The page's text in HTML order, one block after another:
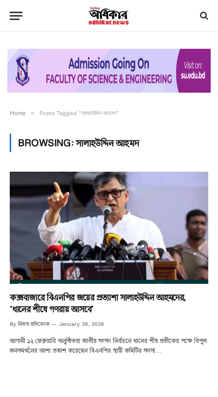
Home » Posts Tagged "সালাহউদ্দিন আহমদ"
BROWSING:সালাহউদ্দিন আহমদ
কক্সবাজারে বিএনপির জয়ের প্রত্যাশা সালাহউদ্দিন আহমদের,
‘ধানের শীষে গণরায় আসবে’
By নিজস্ব প্রতিবেদক January 28, 2026
আগামী ১২ ফেব্রুয়ারি অনুষ্ঠিতব্য জাতীয় সংসদ নির্বাচনে ধানের শীষ প্রতীকের পক্ষে বিপুল
জনসমর্থনের আশা প্রকাশ করেছেন বিএনপির স্থায়ী কমিটির সদস্য…